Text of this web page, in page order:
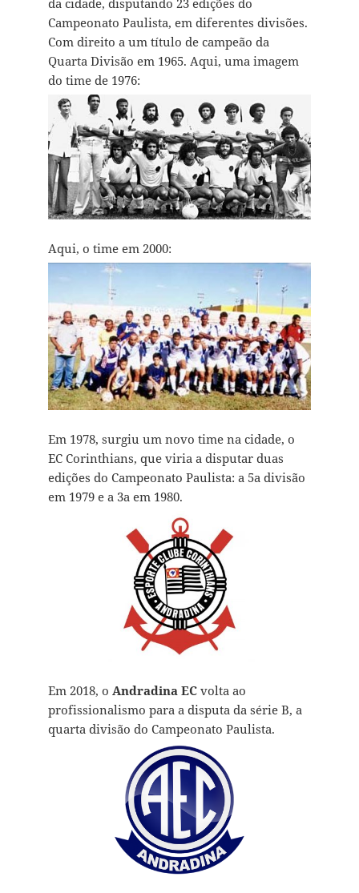
Campeonato Paulista, em diferentes divisões.
Com direito a um título de campeão da
Quarta Divisão em 1965. Aqui, uma imagem
do time de 1976:
Aqui, o time em 2000:
Em 1978, surgiu um novo time na cidade, o
EC Corinthians, que viria a disputar duas
edições do Campeonato Paulista: a 5a divisão
em 1979 e a 3a em 1980.
Em 2018, o Andradina ECvolta ao
profissionalismo para a disputa da série B, a
quarta divisão do Campeonato Paulista.